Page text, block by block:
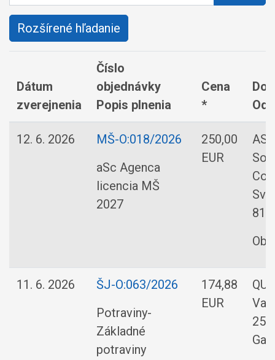
Rozšírené hľadanie
Dátum
zverejnenia
Číslo
objednávky
Popis plnenia
Cena
*
12. 6. 2026
MŠ-O:018/2026
aSc Agenca
licencia MŠ
2027
250,00
EUR
11. 6. 2026
ŠJ-O:063/2026
Potraviny-
Základné
potraviny
174,88
EUR
25/